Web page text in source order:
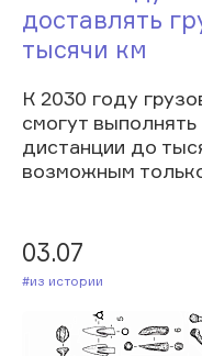
доставлять
тысячи км
К 2030 году
смогут
дистанции до
возможным
03.07
#Из истории